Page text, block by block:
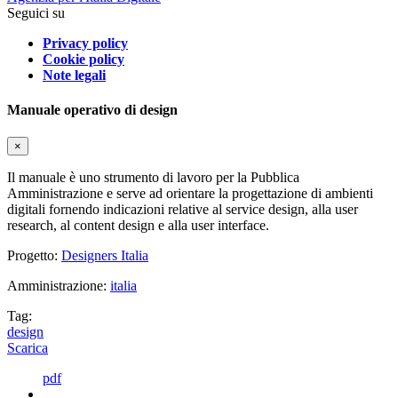
Seguici su
Privacy policy
Cookie policy
Note legali
Manuale operativo di design
×
Il manuale è uno strumento di lavoro per la Pubblica
Amministrazione e serve ad orientare la progettazione di ambienti
digitali fornendo indicazioni relative al service design, alla user
research, al content design e alla user interface.
Progetto: Designers Italia
Amministrazione: italia
Tag:
design
Scarica
pdf